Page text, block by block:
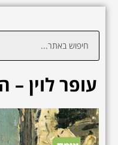
עופר לוין